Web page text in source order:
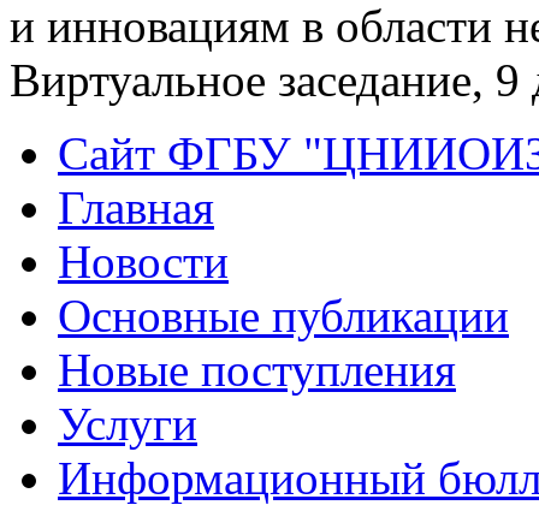
и инновациям в области
Виртуальное заседание, 9
Сайт ФГБУ
Главная
Новости
Основные публикации
Новые поступления
Услуги
Информационный